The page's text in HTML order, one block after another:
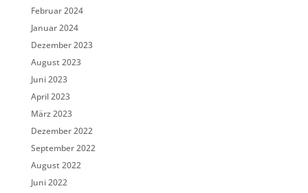
Februar 2024
Januar 2024
Dezember 2023
August 2023
Juni 2023
April 2023
März 2023
Dezember 2022
September 2022
August 2022
Juni 2022